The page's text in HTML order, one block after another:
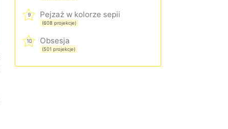
9 Pejzaż w kolorze sepii
(608 projekcje)
10 Obsesja
(501 projekcje)